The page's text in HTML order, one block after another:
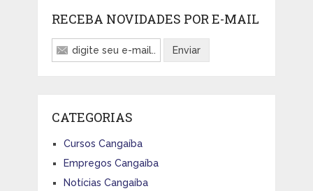
RECEBA NOVIDADES POR E-MAIL
CATEGORIAS
Cursos Cangaíba
Empregos Cangaíba
Notícias Cangaíba